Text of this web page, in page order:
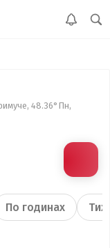
48.36°Пн,
По годинах